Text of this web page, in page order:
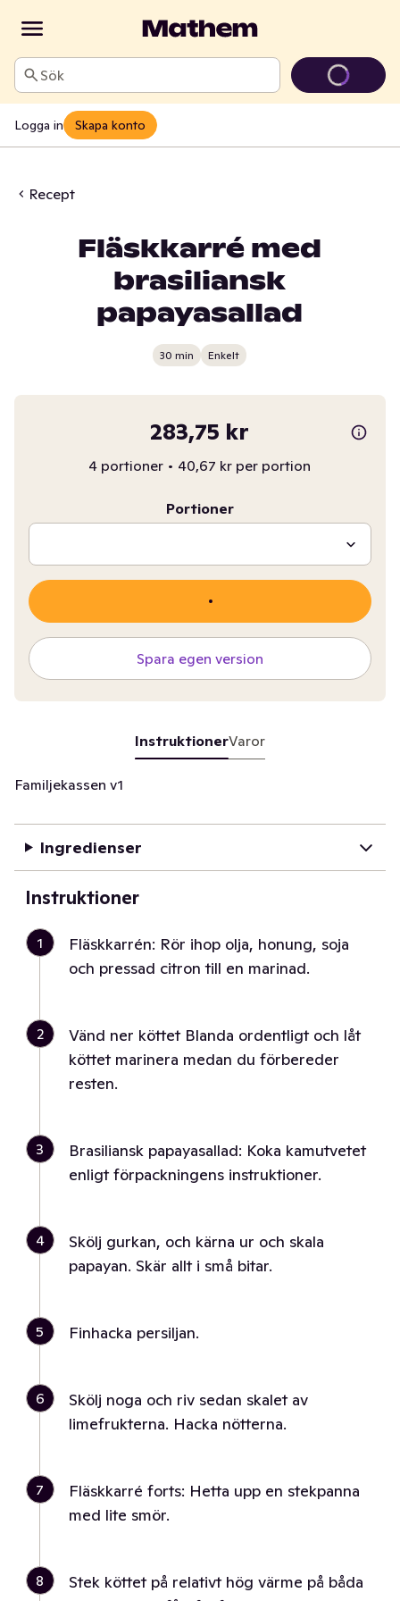
Sök
Logga in Skapa konto
Recept
Fläskkarré med
brasiliansk
papayasallad
30 min Enkelt
283,75 kr
4 portioner • 40,67 kr per portion
Portioner
Spara egen version
InstruktionerVaror
Familjekassen v1
Ingredienser
Instruktioner
1
Fläskkarrén: Rör ihop olja, honung, soja
och pressad citron till en marinad.
2
Vänd ner köttet Blanda ordentligt och låt
köttet marinera medan du förbereder
resten.
3
Brasiliansk papayasallad: Koka kamutvetet
enligt förpackningens instruktioner.
4
Skölj gurkan, och kärna ur och skala
papayan. Skär allt i små bitar.
5 Finhacka persiljan.
6
Skölj noga och riv sedan skalet av
limefrukterna. Hacka nötterna.
7
Fläskkarré forts: Hetta upp en stekpanna
med lite smör.
8
Stek köttet på relativt hög värme på båda